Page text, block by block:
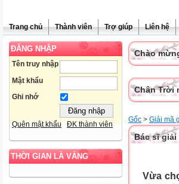
Trang chủ Thành viên Trợ giúp Liên hệ
ĐĂNG NHẬP
Tên truy nhập
Mật khẩu
Ghi nhớ
Quên mật khẩu ĐK thành viên
THỜI GIAN LÀ VÀNG
Chào
Chân Trời
Gốc > Giải mã
Bác sĩ
Vừa